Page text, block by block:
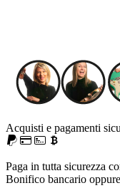
Acquisti e pagamenti
Paga in tutta sicurezza
Bonifico bancario